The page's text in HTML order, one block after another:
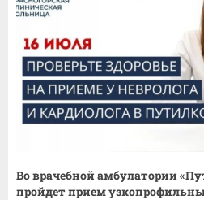
Во врачебной амбулатории
пройдет прием